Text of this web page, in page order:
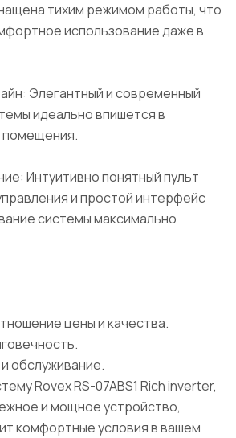
тихим режимом работы, что
использование даже в
Элегантный и современный
идеально впишется в
Интуитивно понятный пульт
и простой интерфейс
системы максимально
цены и качества.
обслуживание.
Rovex RS-07ABS1 Rich inverter,
и мощное устройство,
комфортные условия в вашем